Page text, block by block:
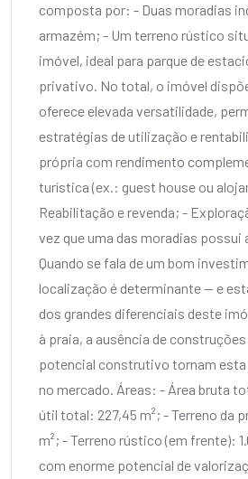
composta por: - Duas moradias
armazém; - Um terreno rústico
imóvel, ideal para parque de
privativo. No total, o imóvel
oferece elevada versatilidade,
estratégias de utilização e
própria com rendimento
turística (ex.: guest house ou
Reabilitação e revenda; -
vez que uma das moradias possui
Quando se fala de um bom
localização é determinante — e
dos grandes diferenciais deste
à praia, a ausência de
potencial construtivo tornam esta
no mercado. Áreas: - Área bruta
útil total: 227,45 m²; - Terreno da
m²; - Terreno rústico (em frente):
com enorme potencial de